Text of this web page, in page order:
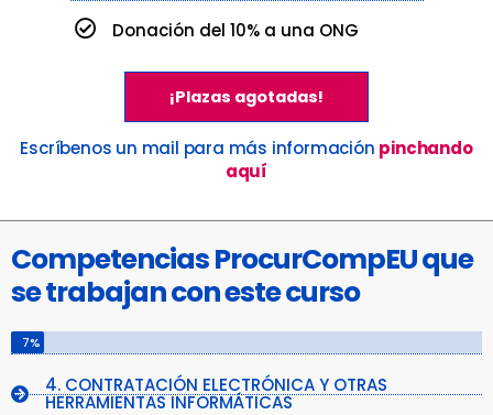
Donación del 10% a una ONG
¡Plazas agotadas!
Escríbenos un mail para más información pinchando
aquí
Competencias ProcurCompEU que
se trabajan con este curso
7%
4. CONTRATACIÓN ELECTRÓNICA Y OTRAS
HERRAMIENTAS INFORMÁTICAS